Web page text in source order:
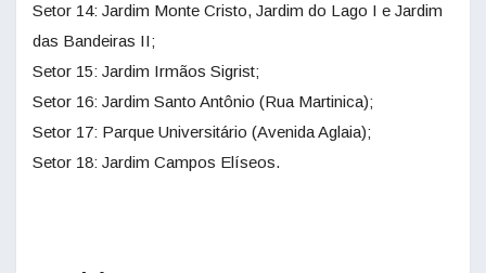
Setor 14: Jardim Monte Cristo, Jardim do Lago I e Jardim
das Bandeiras II;
Setor 15: Jardim Irmãos Sigrist;
Setor 16: Jardim Santo Antônio (Rua Martinica);
Setor 17: Parque Universitário (Avenida Aglaia);
Setor 18: Jardim Campos Elíseos.